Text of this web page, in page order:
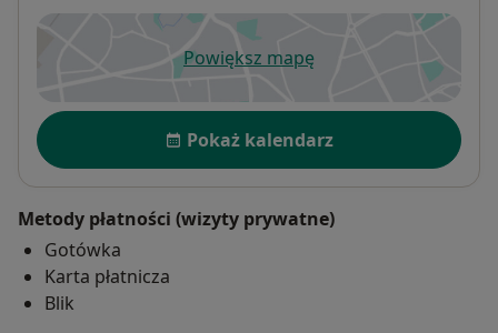
Powiększ mapęotwiera się w nowej karcie
Dostępność
Pokaż kalendarz
Metody płatności (wizyty prywatne)
Gotówka
Karta płatnicza
Blik